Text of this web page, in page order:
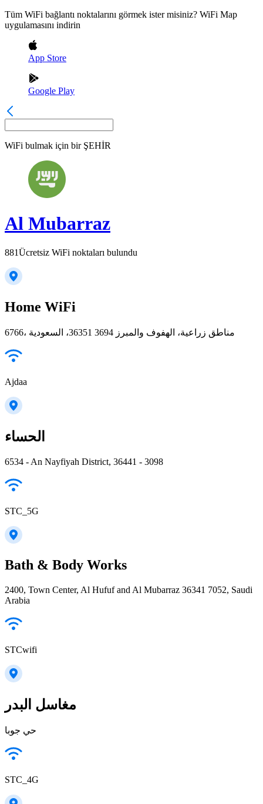
Tüm WiFi bağlantı noktalarını görmek ister misiniz? WiFi Map
uygulamasını indirin
App Store
Google Play
WiFi bulmak için bir ŞEHİR
Al Mubarraz
881Ücretsiz WiFi noktaları bulundu
Home WiFi
6766، مناطق زراعية، الهفوف والمبرز 36351 3694، السعودية
Ajdaa
الحساء
6534 - An Nayfiyah District, 36441 - 3098
STC_5G
Bath & Body Works
2400, Town Center, Al Hufuf and Al Mubarraz 36341 7052, Saudi
Arabia
STCwifi
مغاسل البدر
حي جوبا
STC_4G